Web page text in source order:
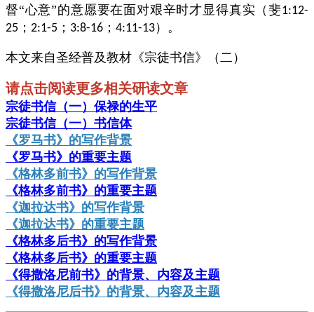
督“心意”的意愿要在面对艰辛时才显得真实（斐1:12-
25 ； 2:1-5 ； 3:8-16 ； 4:11-13）。
本文来自圣经普及教材《宗徒书信》（二）
请点击阅读更多相关研读文章
宗徒书信（一）保禄的生平
宗徒书信（一）书信体
《罗马书》的写作背景
《罗马书》的重要主题
《格林多前书》的写作背景
《格林多前书》的重要主题
《迦拉达书》的写作背景
《迦拉达书》的重要主题
《格林多后书》的写作背景
《格林多后书》的重要主题
《得撒洛尼前书》的背景、内容及主题
《得撒洛尼后书》的背景、内容及主题